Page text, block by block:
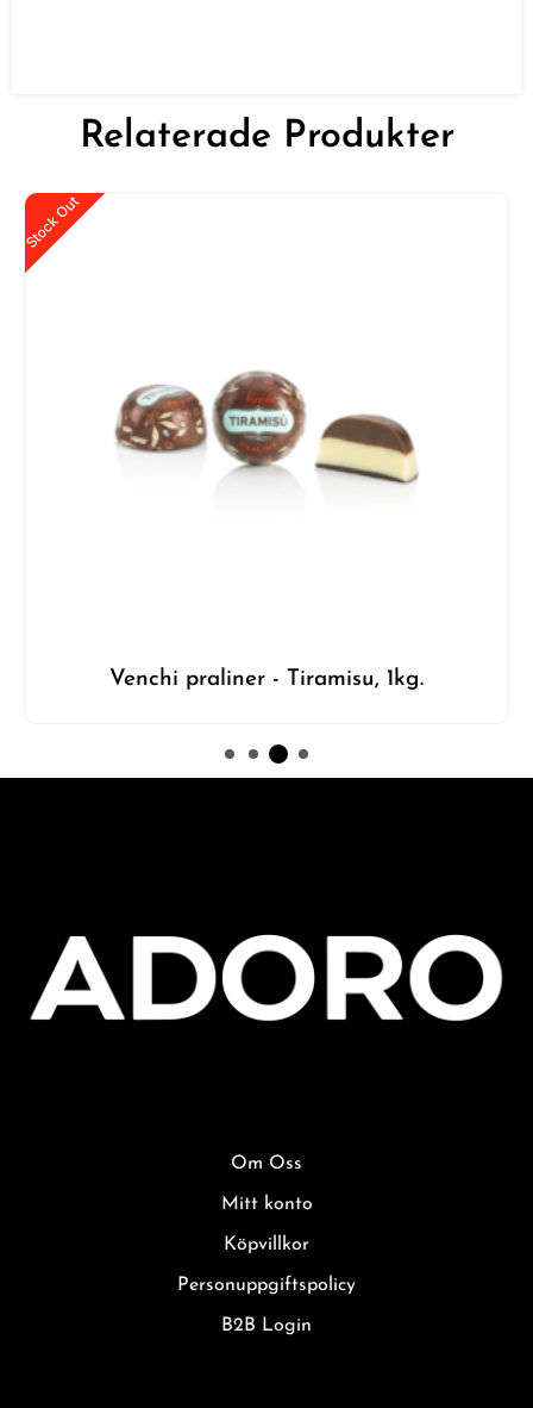
Relaterade Produkter
Stock Out
Venchi praliner - Tiramisu, 1kg.
Om Oss
Mitt konto
Köpvillkor
Personuppgiftspolicy
B2B Login